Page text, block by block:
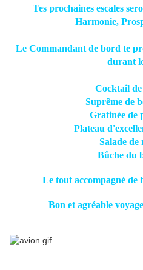
Tes prochaines escales
Harmonie,
Le Commandant de bord te
durant
Cocktail
Suprême de
Gratinée de
Plateau
Salade de
Bûche du
Le tout accompagné de
Bon et agréable